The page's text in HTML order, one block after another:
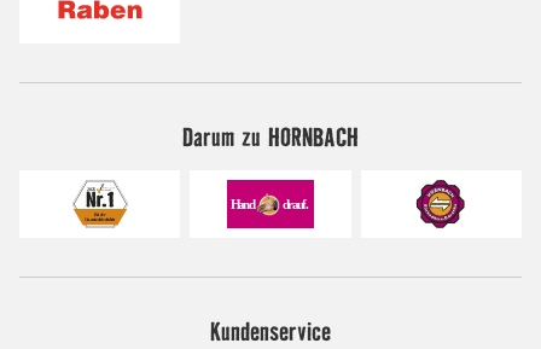
Darum zu HORNBACH
Kundenservice